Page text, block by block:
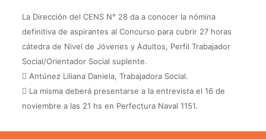
La Dirección del CENS N° 28 da a conocer la nómina
definitiva de aspirantes al Concurso para cubrir 27 horas
cátedra de Nivel de Jóvenes y Adultos, Perfil Trabajador
Social/Orientador Social suplente.
 Antúnez Liliana Daniela, Trabajadora Social.
 La misma deberá presentarse a la entrevista el 16 de
noviembre a las 21 hs en Perfectura Naval 1151.